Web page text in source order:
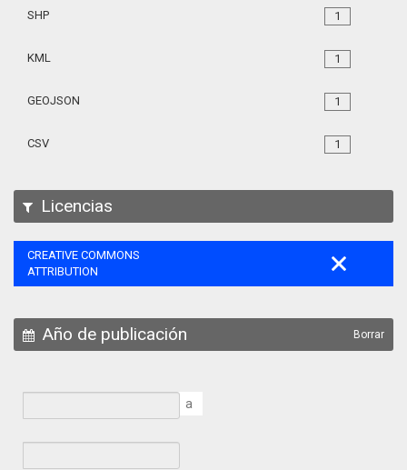
1
SHP
1
KML
1
GEOJSON
1
CSV
Licencias
CREATIVE COMMONS
ATTRIBUTION
Año de publicación Borrar
a